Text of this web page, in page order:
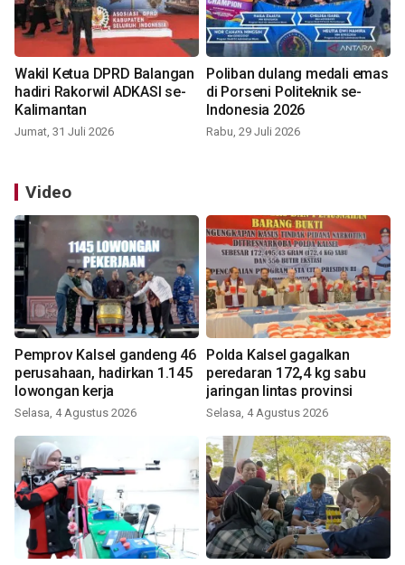
Wakil Ketua DPRD Balangan
hadiri Rakorwil ADKASI se-
Kalimantan
Jumat, 31 Juli 2026
Poliban dulang medali emas
di Porseni Politeknik se-
Indonesia 2026
Rabu, 29 Juli 2026
Video
Pemprov Kalsel gandeng 46
perusahaan, hadirkan 1.145
lowongan kerja
Selasa, 4 Agustus 2026
Polda Kalsel gagalkan
peredaran 172,4 kg sabu
jaringan lintas provinsi
Selasa, 4 Agustus 2026